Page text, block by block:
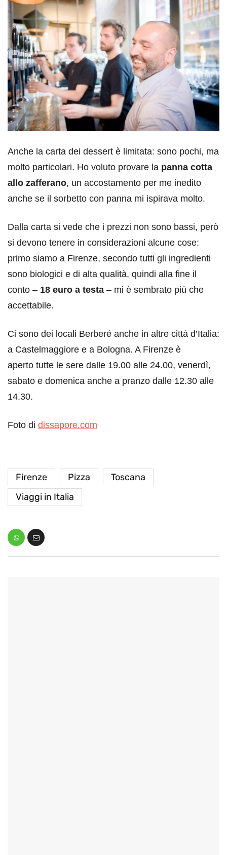
Anche la carta dei dessert è limitata: sono pochi, ma
molto particolari. Ho voluto provare la panna cotta
allo zafferano, un accostamento per me inedito
anche se il sorbetto con panna mi ispirava molto.
Dalla carta si vede che i prezzi non sono bassi, però
si devono tenere in considerazioni alcune cose:
primo siamo a Firenze, secondo tutti gli ingredienti
sono biologici e di alta qualità, quindi alla fine il
conto – 18 euro a testa – mi è sembrato più che
accettabile.
Ci sono dei locali Berberé anche in altre città d’Italia:
a Castelmaggiore e a Bologna. A Firenze è
aperto tutte le sere dalle 19.00 alle 24.00, venerdì,
sabato e domenica anche a pranzo dalle 12.30 alle
14.30.
Foto di dissapore.com
Firenze Pizza
Toscana
Viaggi in Italia